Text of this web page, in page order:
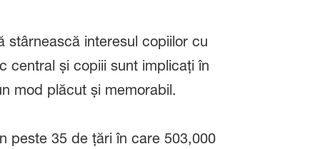
stârnească interesul copiilor cu
central și copiii sunt implicați în
mod plăcut și memorabil.
peste 35 de țări în care 503,000